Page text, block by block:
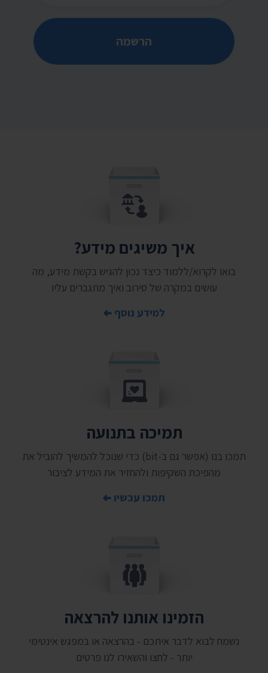
הרשמה
איך משיגים מידע?
בואו לקרוא/ללמוד כיצד נכון להגיש בקשת מידע, מה
עושים במקרה של סירוב ואיך מתגברים עליו
למידע נוסף
תמיכה בתנועה
תמכו בנו (אפשר גם ב-bit) כדי שנוכל להמשיך להוביל את
מהפיכת השקיפות ולהחזיר את המידע לציבור
תמכו עכשיו
הזמינו אותנו להרצאה
נשמח לבוא לדבר איתכם - בהרצאה או במפגש אינטימי
יותר - לחצו והשאירו לנו פרטים